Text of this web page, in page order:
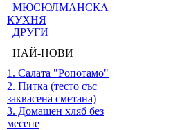
МЮСЮЛМАНСКА
КУХНЯ
ДРУГИ
НАЙ-НОВИ
1. Салата "Ропотамо"
2. Питка (тесто със
заквасена сметана)
3. Домашен хляб без
месене